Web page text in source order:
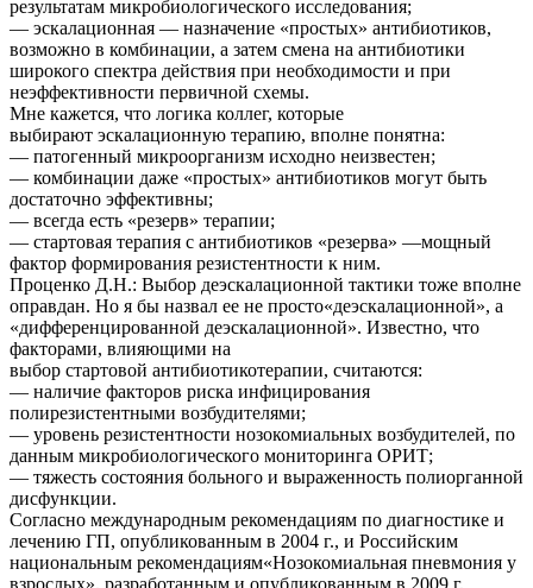
результатам микробиологического исследования;
— эскалационная — назначение «простых» антибиотиков,
возможно в комбинации, а затем смена на антибиотики
широкого спектра действия при необходимости и при
неэффективности первичной схемы.
Мне кажется, что логика коллег, которые
выбирают эскалационную терапию, вполне понятна:
— патогенный микроорганизм исходно неизвестен;
— комбинации даже «простых» антибиотиков могут быть
достаточно эффективны;
— всегда есть «резерв» терапии;
— стартовая терапия с антибиотиков «резерва» —мощный
фактор формирования резистентности к ним.
Проценко Д.Н.: Выбор деэскалационной тактики тоже вполне
оправдан. Но я бы назвал ее не просто«деэскалационной», а
«дифференцированной деэскалационной». Известно, что
факторами, влияющими на
выбор стартовой антибиотикотерапии, считаются:
— наличие факторов риска инфицирования
полирезистентными возбудителями;
— уровень резистентности нозокомиальных возбудителей, по
данным микробиологического мониторинга ОРИТ;
— тяжесть состояния больного и выраженность полиорганной
дисфункции.
Согласно международным рекомендациям по диагностике и
лечению ГП, опубликованным в 2004 г., и Российским
национальным рекомендациям«Нозокомиальная пневмония у